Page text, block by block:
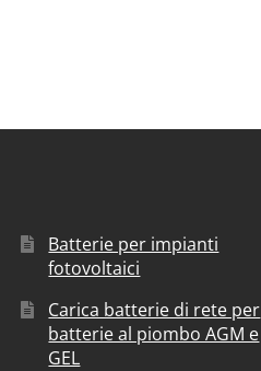
Batterie per impianti
fotovoltaici
Carica batterie di rete per
batterie al piombo AGM e
GEL